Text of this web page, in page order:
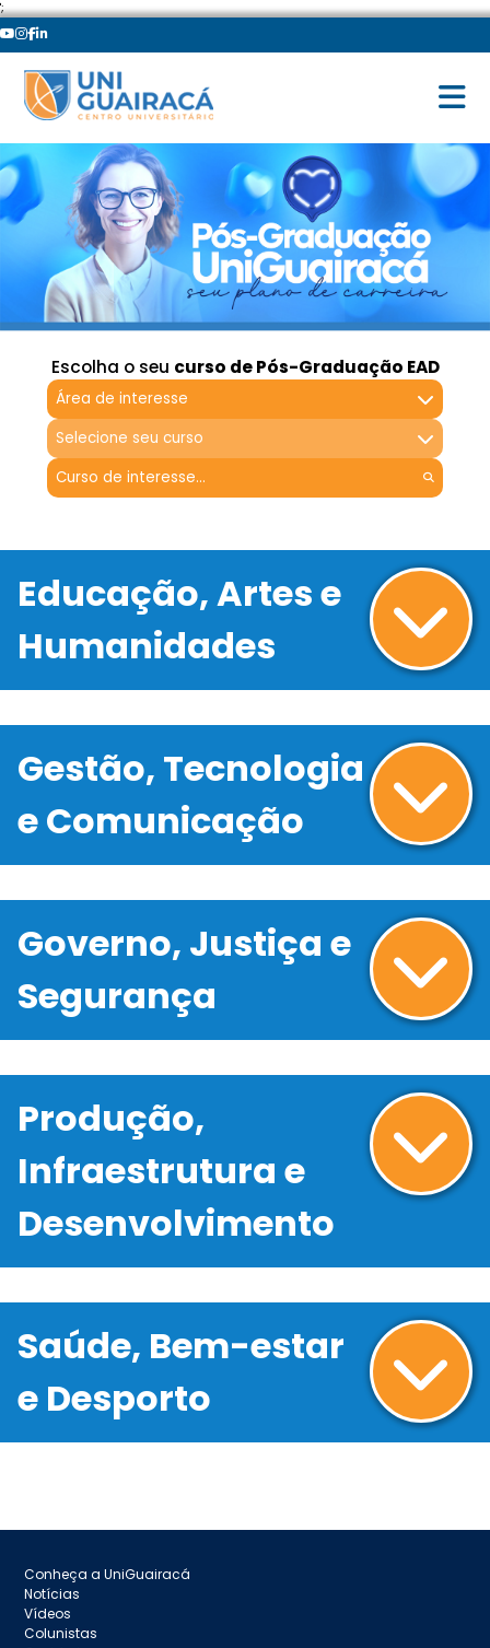
';
Escolha o seu curso de Pós-Graduação EAD
Área de interesse
Selecione seu curso
Educação, Artes e
Humanidades
Gestão, Tecnologia
e Comunicação
Governo, Justiça e
Segurança
Produção,
Infraestrutura e
Desenvolvimento
Saúde, Bem-estar
e Desporto
Conheça a UniGuairacá
Notícias
Vídeos
Colunistas